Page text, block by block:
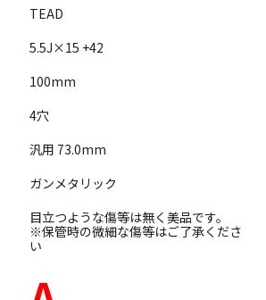
TEAD
5.5J×15 +42
100mm
4穴
汎用 73.0mm
ガンメタリック
目立つような傷等は無く美品です。
※保管時の微細な傷等はご了承くださ
い